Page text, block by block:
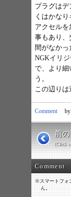
プラグは
くはかなり
アクセル
事もあり、
間がなかっ
NGKイリ
で、より
う。
この辺りは
Comment
前
(Click
Comment
※スマートフォ
ん。